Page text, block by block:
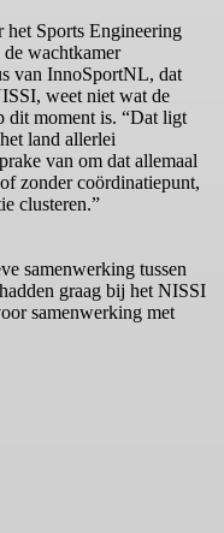
het Sports Engineering
wachtkamer
van InnoSportNL, dat
weet niet wat de
dit moment is. “Dat ligt
land allerlei
van om dat allemaal
zonder coördinatiepunt,
clusteren.”
samenwerking tussen
graag bij het NISSI
samenwerking met